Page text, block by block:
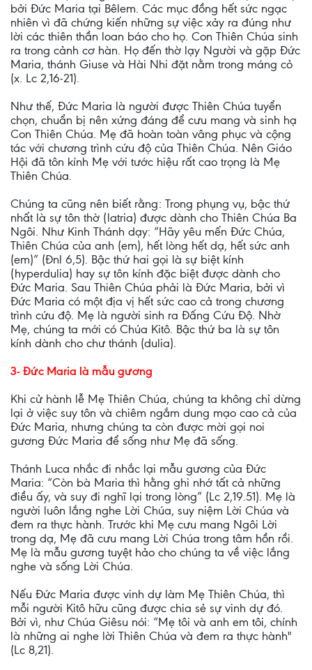
bởi Đức Maria tại Bêlem. Các mục đồng hết sức ngạc
nhiên vì đã chứng kiến những sự việc xảy ra đúng như
lời các thiên thần loan báo cho họ. Con Thiên Chúa sinh
ra trong cảnh cơ hàn. Họ đến thờ lạy Người và gặp Đức
Maria, thánh Giuse và Hài Nhi đặt nằm trong máng cỏ
(x. Lc 2,16-21).
Như thế, Đức Maria là người được Thiên Chúa tuyển
chọn, chuẩn bị nên xứng đáng để cưu mang và sinh hạ
Con Thiên Chúa. Mẹ đã hoàn toàn vâng phục và cộng
tác với chương trình cứu độ của Thiên Chúa. Nên Giáo
Hội đã tôn kính Mẹ với tước hiệu rất cao trọng là Mẹ
Thiên Chúa.
Chúng ta cũng nên biết rằng: Trong phụng vụ, bậc thứ
nhất là sự tôn thờ (latria) được dành cho Thiên Chúa Ba
Ngôi. Như Kinh Thánh dạy: “Hãy yêu mến Đức Chúa,
Thiên Chúa của anh (em), hết lòng hết dạ, hết sức anh
(em)” (Đnl 6,5). Bậc thứ hai gọi là sự biệt kính
(hyperdulia) hay sự tôn kính đặc biệt được dành cho
Đức Maria. Sau Thiên Chúa phải là Đức Maria, bởi vì
Đức Maria có một địa vị hết sức cao cả trong chương
trình cứu độ. Mẹ là người sinh ra Đấng Cứu Độ. Nhờ
Mẹ, chúng ta mới có Chúa Kitô. Bậc thứ ba là sự tôn
kính dành cho chư thánh (dulia).
3- Đức Maria là mẫu gương
Khi cử hành lễ Mẹ Thiên Chúa, chúng ta không chỉ dừng
lại ở việc suy tôn và chiêm ngắm dung mạo cao cả của
Đức Maria, nhưng chúng ta còn được mời gọi noi
gương Đức Maria để sống như Mẹ đã sống.
Thánh Luca nhắc đi nhắc lại mẫu gương của Đức
Maria: “Còn bà Maria thì hằng ghi nhớ tất cả những
điều ấy, và suy đi nghĩ lại trong lòng” (Lc 2,19.51). Mẹ là
người luôn lắng nghe Lời Chúa, suy niệm Lời Chúa và
đem ra thực hành. Trước khi Mẹ cưu mang Ngôi Lời
trong dạ, Mẹ đã cưu mang Lời Chúa trong tâm hồn rồi.
Mẹ là mẫu gương tuyệt hảo cho chúng ta về việc lắng
nghe và sống Lời Chúa.
Nếu Đức Maria được vinh dự làm Mẹ Thiên Chúa, thì
mỗi người Kitô hữu cũng được chia sẻ sự vinh dự đó.
Bởi vì, như Chúa Giêsu nói: “Mẹ tôi và anh em tôi, chính
là những ai nghe lời Thiên Chúa và đem ra thực hành"
(Lc 8,21).